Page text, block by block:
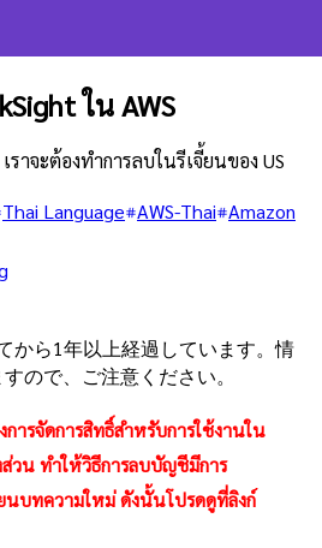
ใน AWS
าจะต้องทำการลบในรีเจี้ยนของ US
Thai Language AWS-Thai Amazon
から1年以上経過しています。情
ので、ご注意ください。
ารจัดการสิทธิ์สำหรับการใช้งานใน
วน ทำให้วิธีการลบบัญชีมีการ
นบทความใหม่ ดังนั้นโปรดดูที่ลิงก์